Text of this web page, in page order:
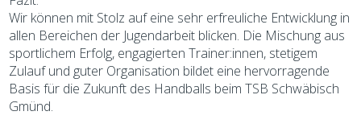
Wir können mit Stolz auf eine sehr erfreuliche Entwicklung in
allen Bereichen der Jugendarbeit blicken. Die Mischung aus
sportlichem Erfolg, engagierten Trainer:innen, stetigem
Zulauf und guter Organisation bildet eine hervorragende
Basis für die Zukunft des Handballs beim TSB Schwäbisch
Gmünd.